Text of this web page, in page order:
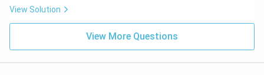
View Solution
View More Questions